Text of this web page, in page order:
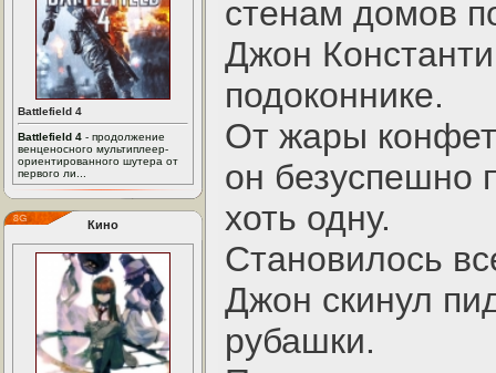
Battlefield 4
Battlefield 4 - продолжение
венценосного мультиплеер-
ориентированного шутера от
первого ли...
Кино
стенам домов
Джон
подоконнике.
От жары
он безуспешно
хоть одну.
Становилось
Джон скинул
рубашки.